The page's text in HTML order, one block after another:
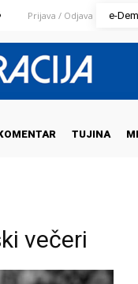
Prijava / Odjava e-
TUJINA
večeri